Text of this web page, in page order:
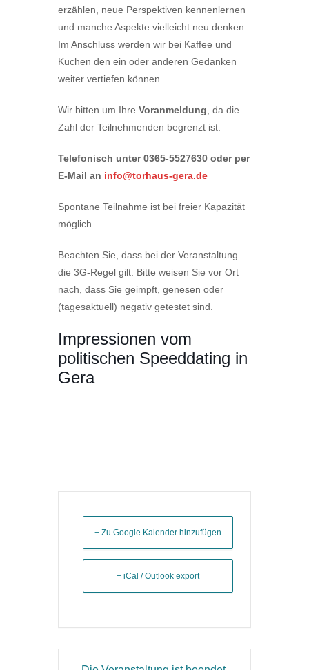
erzählen, neue Perspektiven kennenlernen
und manche Aspekte vielleicht neu denken.
Im Anschluss werden wir bei Kaffee und
Kuchen den ein oder anderen Gedanken
weiter vertiefen können.
Wir bitten um Ihre Voranmeldung , da die
Zahl der Teilnehmenden begrenzt ist:
Telefonisch unter 0365-5527630 oder per
E-Mail an info@torhaus-gera.de
Spontane Teilnahme ist bei freier Kapazität
möglich.
Beachten Sie, dass bei der Veranstaltung
die 3G-Regel gilt: Bitte weisen Sie vor Ort
nach, dass Sie geimpft, genesen oder
(tagesaktuell) negativ getestet sind.
Impressionen vom
politischen Speeddating in
Gera
+ Zu Google Kalender hinzufügen
+ iCal / Outlook export